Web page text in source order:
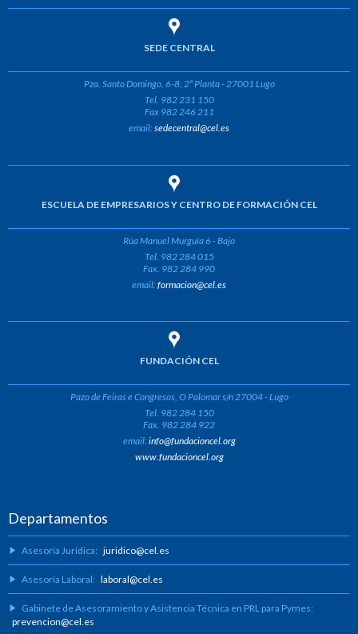
SEDE CENTRAL
Pza. Santo Domingo, 6-8, 2ª Planta - 27001 Lugo
Tel. 982 231 150
Fax 982 246 211
email:sedecentral@cel.es
ESCUELA DE EMPRESARIOS Y CENTRO DE FORMACIÓN CEL
Rúa Manuel Murguía 6 - Bajo
Tel. 982 284 015
Fax. 982 284 990
email:formacion@cel.es
FUNDACIÓN CEL
Pazo de Feiras e Congresos, O Palomar s/n 27004 - Lugo
Tel. 982 284 150
Fax. 982 284 922
email:info@fundacioncel.org
www.fundacioncel.org
Departamentos
Asesoría Jurídica: juridico@cel.es
Asesoría Laboral: laboral@cel.es
Gabinete de Asesoramiento y Asistencia Técnica en PRL para Pymes:
prevencion@cel.es